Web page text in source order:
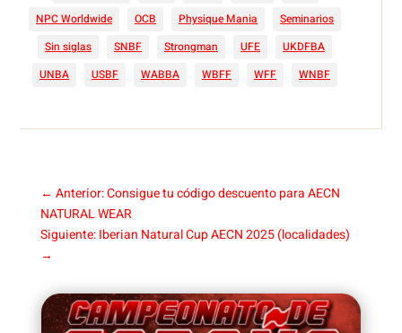
NPC Worldwide
OCB Physique Mania
Seminarios
Sin siglas
SNBF Strongman UFE
UKDFBA
UNBA
USBF WABBA WBFF WFF WNBF
← Anterior: Consigue tu código descuento para AECN
NATURAL WEAR
Siguiente: Iberian Natural Cup AECN 2025 (localidades)
→